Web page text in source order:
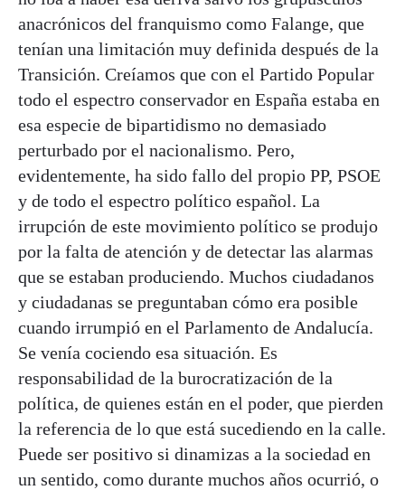
anacrónicos del franquismo como Falange, que
tenían una limitación muy definida después de la
Transición. Creíamos que con el Partido Popular
todo el espectro conservador en España estaba en
esa especie de bipartidismo no demasiado
perturbado por el nacionalismo. Pero,
evidentemente, ha sido fallo del propio PP, PSOE
y de todo el espectro político español. La
irrupción de este movimiento político se produjo
por la falta de atención y de detectar las alarmas
que se estaban produciendo. Muchos ciudadanos
y ciudadanas se preguntaban cómo era posible
cuando irrumpió en el Parlamento de Andalucía.
Se venía cociendo esa situación. Es
responsabilidad de la burocratización de la
política, de quienes están en el poder, que pierden
la referencia de lo que está sucediendo en la calle.
Puede ser positivo si dinamizas a la sociedad en
un sentido, como durante muchos años ocurrió, o